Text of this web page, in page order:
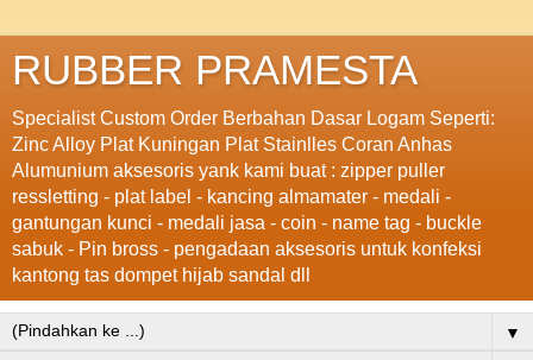
RUBBER PRAMESTA
Specialist Custom Order Berbahan Dasar Logam Seperti:
Zinc Alloy Plat Kuningan Plat Stainlles Coran Anhas
Alumunium aksesoris yank kami buat : zipper puller
ressletting - plat label - kancing almamater - medali -
gantungan kunci - medali jasa - coin - name tag - buckle
sabuk - Pin bross - pengadaan aksesoris untuk konfeksi
kantong tas dompet hijab sandal dll
▼